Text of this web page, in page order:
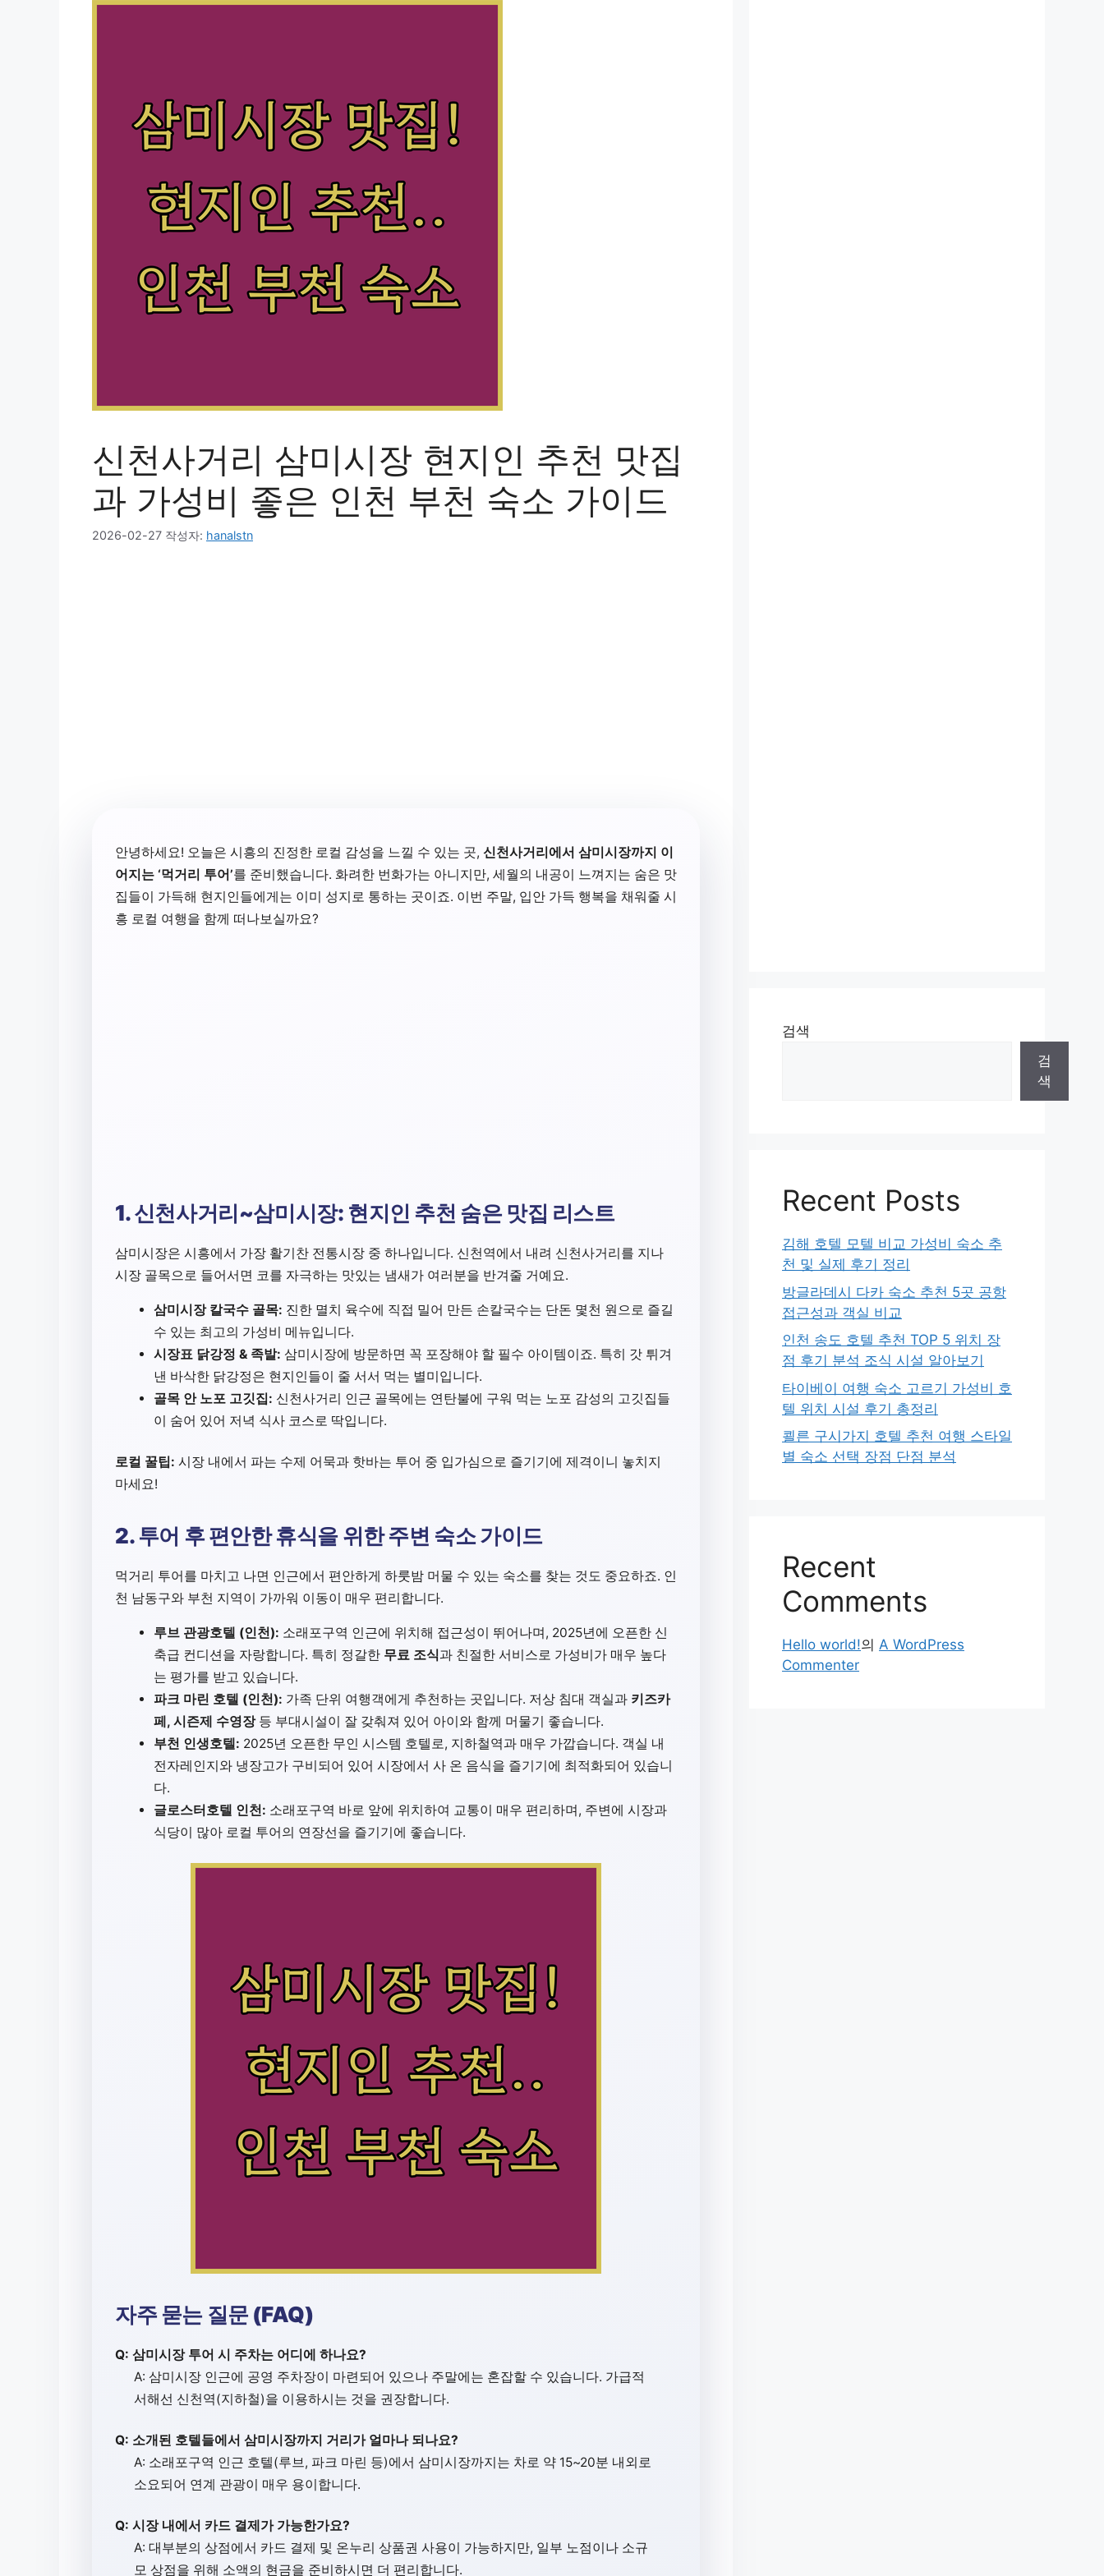
신천사거리 삼미시장 현지인 추천 맛집
과 가성비 좋은 인천 부천 숙소 가이드
2026-02-27 작성자: hanalstn
안녕하세요! 오늘은 시흥의 진정한 로컬 감성을 느낄 수 있는 곳, 신천사거리에서 삼미시장까지 이
어지는 ‘먹거리 투어’를 준비했습니다. 화려한 번화가는 아니지만, 세월의 내공이 느껴지는 숨은 맛
집들이 가득해 현지인들에게는 이미 성지로 통하는 곳이죠. 이번 주말, 입안 가득 행복을 채워줄 시
흥 로컬 여행을 함께 떠나보실까요?
1. 신천사거리~삼미시장: 현지인 추천 숨은 맛집 리스트
삼미시장은 시흥에서 가장 활기찬 전통시장 중 하나입니다. 신천역에서 내려 신천사거리를 지나
시장 골목으로 들어서면 코를 자극하는 맛있는 냄새가 여러분을 반겨줄 거예요.
삼미시장 칼국수 골목: 진한 멸치 육수에 직접 밀어 만든 손칼국수는 단돈 몇천 원으로 즐길
수 있는 최고의 가성비 메뉴입니다.
시장표 닭강정 & 족발: 삼미시장에 방문하면 꼭 포장해야 할 필수 아이템이죠. 특히 갓 튀겨
낸 바삭한 닭강정은 현지인들이 줄 서서 먹는 별미입니다.
골목 안 노포 고깃집: 신천사거리 인근 골목에는 연탄불에 구워 먹는 노포 감성의 고깃집들
이 숨어 있어 저녁 식사 코스로 딱입니다.
로컬 꿀팁: 시장 내에서 파는 수제 어묵과 핫바는 투어 중 입가심으로 즐기기에 제격이니 놓치지
마세요!
2. 투어 후 편안한 휴식을 위한 주변 숙소 가이드
먹거리 투어를 마치고 나면 인근에서 편안하게 하룻밤 머물 수 있는 숙소를 찾는 것도 중요하죠. 인
천 남동구와 부천 지역이 가까워 이동이 매우 편리합니다.
루브 관광호텔 (인천): 소래포구역 인근에 위치해 접근성이 뛰어나며, 2025년에 오픈한 신
축급 컨디션을 자랑합니다. 특히 정갈한 무료 조식과 친절한 서비스로 가성비가 매우 높다
는 평가를 받고 있습니다.
파크 마린 호텔 (인천): 가족 단위 여행객에게 추천하는 곳입니다. 저상 침대 객실과 키즈카
페, 시즌제 수영장등 부대시설이 잘 갖춰져 있어 아이와 함께 머물기 좋습니다.
부천 인생호텔: 2025년 오픈한 무인 시스템 호텔로, 지하철역과 매우 가깝습니다. 객실 내
전자레인지와 냉장고가 구비되어 있어 시장에서 사 온 음식을 즐기기에 최적화되어 있습니
다.
글로스터호텔 인천: 소래포구역 바로 앞에 위치하여 교통이 매우 편리하며, 주변에 시장과
식당이 많아 로컬 투어의 연장선을 즐기기에 좋습니다.
자주 묻는 질문 (FAQ)
Q: 삼미시장 투어 시 주차는 어디에 하나요?
A: 삼미시장 인근에 공영 주차장이 마련되어 있으나 주말에는 혼잡할 수 있습니다. 가급적
서해선 신천역(지하철)을 이용하시는 것을 권장합니다.
Q: 소개된 호텔들에서 삼미시장까지 거리가 얼마나 되나요?
A: 소래포구역 인근 호텔(루브, 파크 마린 등)에서 삼미시장까지는 차로 약 15~20분 내외로
소요되어 연계 관광이 매우 용이합니다.
Q: 시장 내에서 카드 결제가 가능한가요?
A: 대부분의 상점에서 카드 결제 및 온누리 상품권 사용이 가능하지만, 일부 노점이나 소규
모 상점을 위해 소액의 현금을 준비하시면 더 편리합니다.
검색
검
색
Recent Posts
김해 호텔 모텔 비교 가성비 숙소 추
천 및 실제 후기 정리
방글라데시 다카 숙소 추천 5곳 공항
접근성과 객실 비교
인천 송도 호텔 추천 TOP 5 위치 장
점 후기 분석 조식 시설 알아보기
타이베이 여행 숙소 고르기 가성비 호
텔 위치 시설 후기 총정리
쾰른 구시가지 호텔 추천 여행 스타일
별 숙소 선택 장점 단점 분석
Recent
Comments
Hello world!의 A WordPress
Commenter